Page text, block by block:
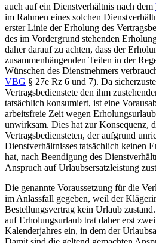
auch auf ein Dienstverhältnis nach dem
im Rahmen eines solchen
erster Linie der Erholung des
des im Vordergrund stehenden
daher darauf zu achten, dass der
zusammenhängenden Teilen in der
Wünschen des Dienstnehmers
VBG § 27e Rz 6 und 7). Da
Vertragsbedienstete den ihm
tatsächlich konsumiert, ist eine
arbeitsfreie Zeit wegen
unwirksam. Dies hat zur Konsequenz,
Vertragsbediensteten, der aufgrund
Dienstverhältnisses tatsächlich keinen
hat, nach Beendigung des
Anspruch auf Urlaubsersatzleistung
Die genannte Voraussetzung für die
im Anlassfall gegeben, weil der
Bestellungsvertrag kein Urlaub
auf Erholungsurlaub trat daher erst
Kalenderjahres ein, in dem der